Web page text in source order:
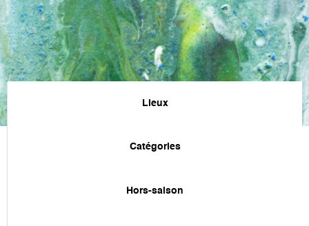
Lieux
Catégories
Hors-saison